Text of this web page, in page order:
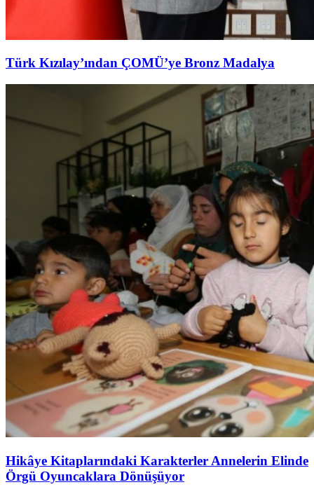
Türk Kızılay’ından ÇOMÜ’ye Bronz Madalya
Hikâye Kitaplarındaki Karakterler Annelerin Elinde
Örgü Oyuncaklara Dönüşüyor